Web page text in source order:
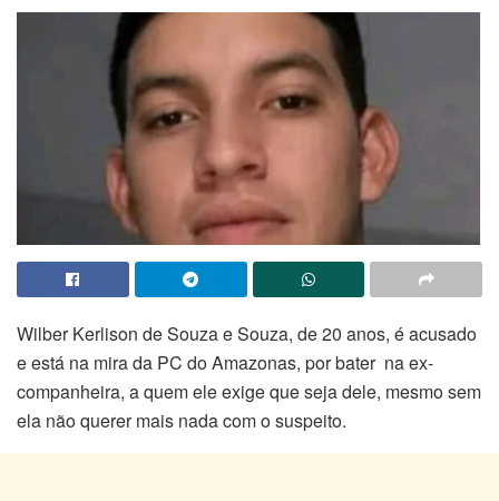
Wilber Kerlison de Souza e Souza, de 20 anos, é acusado
e está na mira da PC do Amazonas, por bater na ex-
companheira, a quem ele exige que seja dele, mesmo sem
ela não querer mais nada com o suspeito.